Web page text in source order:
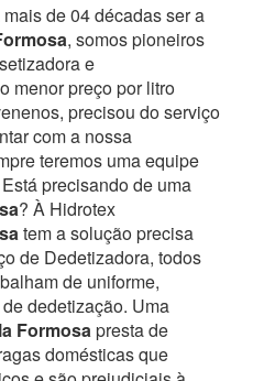
de 04 décadas ser a
, somos pioneiros
e
menor preço por litro
precisou do serviço
com a nossa
teremos uma equipe
Está precisando de uma
? À Hidrotex
tem a solução precisa
de Dedetizadora, todos
de uniforme,
dedetização. Uma
Formosapresta de
domésticas que